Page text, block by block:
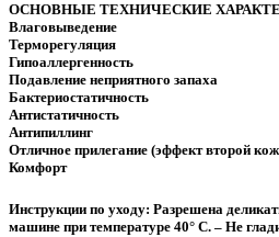
ОСНОВНЫЕ ТЕХНИЧЕСКИЕ
Влаговыведение
Терморегуляция
Гипоаллергенность
Подавление неприятного запаха
Бактериостатичность
Антистатичность
Антипиллинг
Отличное прилегание (эффект второй
Комфорт
Инструкции по уходу: Разрешена
машине при температуре 40° C. – Не